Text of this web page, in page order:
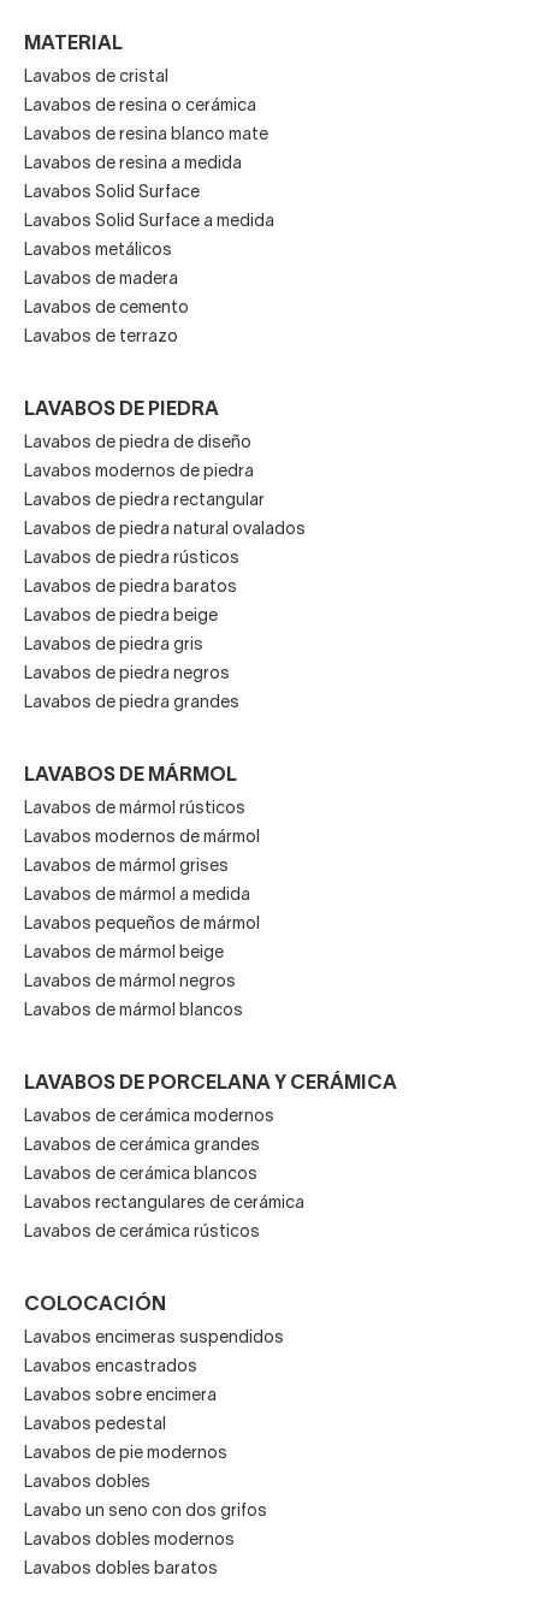
La mayoría de los
templado, un material que proporciona resistencia y
Ventajas del cristal templado:
normal.
Soporta cambios de temperatura y humedad del
Superficie lisa y no porosa, fácil de limpiar.
Acabados duraderos que mantienen la transparencia
y el brillo.
Diseño, acabados y
Transparente, translúcido o tintado en tonos
modernos como negro, gris, azul o ámbar.
Superficies lisas, satinadas o antideslizantes.
Posibilidad de combinar con encimeras de cristal
para lavabo o muebles a medida.
Esta versatilidad permite que los baños con lavabo de
Por qué elegir Decorabaño
Elegir Decorabaño significa acceder a:
Equipo con amplia experiencia en baños y reformas.
Catálogo completo y personalizable de lavabos de
cristal.
MATERIAL
Lavabos de cristal
Lavabos de resina o cerámica
Lavabos de resina blanco mate
Lavabos de resina a medida
Lavabos Solid Surface
Lavabos Solid Surface a medida
Lavabos metálicos
Lavabos de madera
Lavabos de cemento
Lavabos de terrazo
LAVABOS DE PIEDRA
Lavabos de piedra de diseño
Lavabos modernos de piedra
Lavabos de piedra rectangular
Lavabos de piedra natural ovalados
Lavabos de piedra rústicos
Lavabos de piedra baratos
Lavabos de piedra beige
Lavabos de piedra gris
Lavabos de piedra negros
Lavabos de piedra grandes
LAVABOS DE MÁRMOL
Lavabos de mármol rústicos
Lavabos modernos de mármol
Lavabos de mármol grises
Lavabos de mármol a medida
Lavabos pequeños de mármol
Lavabos de mármol beige
Lavabos de mármol negros
Lavabos de mármol blancos
LAVABOS DE PORCELANA Y CERÁMICA
Lavabos de cerámica modernos
Lavabos de cerámica grandes
Lavabos de cerámica blancos
Lavabos rectangulares de cerámica
Lavabos de cerámica rústicos
COLOCACIÓN
Lavabos encimeras suspendidos
Lavabos encastrados
Lavabos sobre encimera
Lavabos pedestal
Lavabos de pie modernos
Lavabos dobles
Lavabo un seno con dos grifos
Lavabos dobles modernos
Lavabos dobles baratos